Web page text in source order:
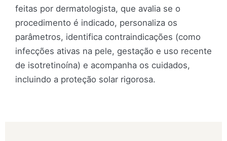
feitas por dermatologista, que avalia se o
procedimento é indicado, personaliza os
parâmetros, identifica contraindicações (como
infecções ativas na pele, gestação e uso recente
de isotretinoína) e acompanha os cuidados,
incluindo a proteção solar rigorosa.